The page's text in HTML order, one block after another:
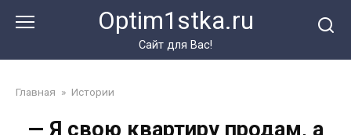
Optim1stka.ru
Сайт для Вас!
Главная » Истории
— Я свою квартиру продам, а